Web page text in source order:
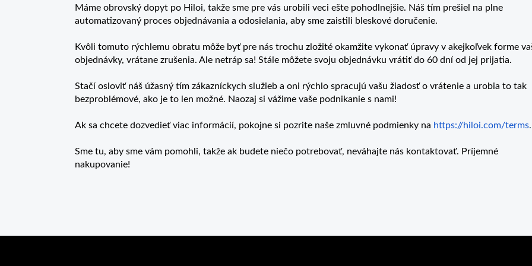
Máme obrovský dopyt po Hiloi, takže sme pre vás urobili veci ešte pohodlnejšie. Náš tím prešiel na plne
automatizovaný proces objednávania a odosielania, aby sme zaistili bleskové doručenie.
Kvôli tomuto rýchlemu obratu môže byť pre nás trochu zložité okamžite vykonať úpravy v akejkoľvek forme
objednávky, vrátane zrušenia. Ale netráp sa! Stále môžete svoju objednávku vrátiť do 60 dní od jej prijatia.
Stačí osloviť náš úžasný tím zákazníckych služieb a oni rýchlo spracujú vašu žiadosť o vrátenie a urobia to tak
bezproblémové, ako je to len možné. Naozaj si vážime vaše podnikanie s nami!
Ak sa chcete dozvedieť viac informácií, pokojne si pozrite naše zmluvné podmienky na https://hiloi.com/terms.
Sme tu, aby sme vám pomohli, takže ak budete niečo potrebovať, neváhajte nás kontaktovať. Príjemné
nakupovanie!